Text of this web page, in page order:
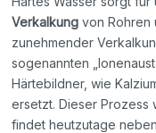
Verkalkung von Rohren
zunehmender
sogenannten
Härtebildner, wie
ersetzt. Dieser Prozess
findet heutzutage